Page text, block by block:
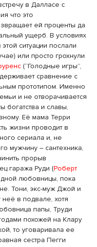
в Далласе с
что это
ей проценты да
ущерб. В условиях
ситуации послали
или просто грохнули
(“Голодные игры”,
сравнение с
прототипом. Именно
и не отворачивается
богатства и славы,
Её мама Терри
жизни проводит в
сериала и, не
мужчину – сантехника,
прорыв
гаража Руди (Роберт
любовницы, пока
Тони, экс-муж Джой и
в подвале, хотя
папы, Труди
похожей на Клару
то уговаривала ее
сестра Пегги